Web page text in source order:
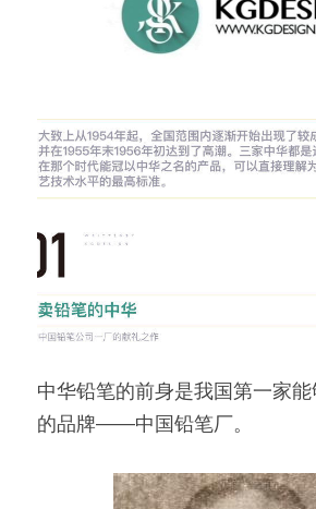
中华铅笔的前身是我国第一家
的品牌——中国铅笔厂。